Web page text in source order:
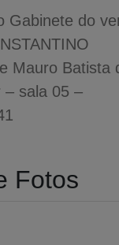
Gabinete do
Mauro Batista
– sala 05 –
Fotos